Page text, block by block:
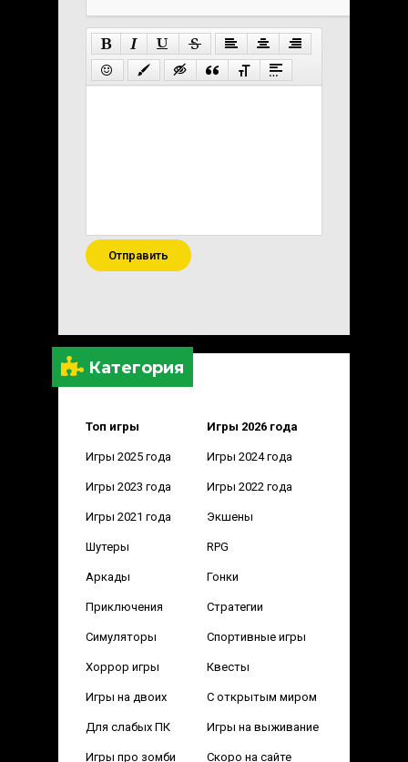
Категория
Топ игры Игры 2026 года
Игры 2025 года Игры 2024 года
Игры 2023 года Игры 2022 года
Игры 2021 года Экшены
Шутеры RPG
Аркады Гонки
Приключения Стратегии
Симуляторы Спортивные игры
Хоррор игры Квесты
Игры на двоих С открытым миром
Для слабых ПК Игры на выживание
Игры про зомби Скоро на сайте
Отправить